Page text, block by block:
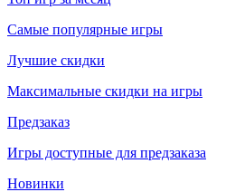
Самые популярные игры
Лучшие скидки
Максимальные скидки на игры
Предзаказ
Игры доступные для предзаказа
Новинки